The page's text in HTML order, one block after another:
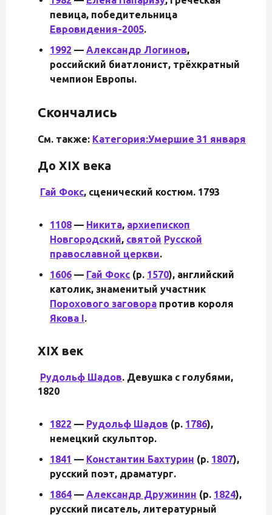
певица, победительница
Евровидения-2005.
1992 — Александр Логинов,
российский биатлонист, трёхкратный
чемпион Европы.
Скончались
См. также: Категория:Умершие 31 января
До XIX века
Гай Фокс, сценический костюм. 1793
1108 — Никита, архиепископ
Новгородский, святой Русской
православной церкви.
1606 — Гай Фокс (р. 1570), английский
католик, знаменитый участник
Порохового заговора против короля
Якова I.
XIX век
Рудольф Шадов. Девушка с голубями,
1820
1822 — Рудольф Шадов (р. 1786),
немецкий скульптор.
1841 — Константин Бахтурин (р. 1807),
русский поэт, драматург.
1864 — Александр Дружинин (р. 1824),
русский писатель, литературный